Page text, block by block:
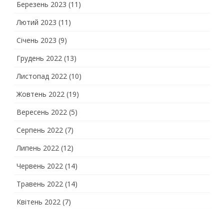
Березень 2023 (11)
Лютий 2023 (11)
Січень 2023 (9)
Грудень 2022 (13)
Листопад 2022 (10)
Жовтень 2022 (19)
Вересень 2022 (5)
Серпень 2022 (7)
Липень 2022 (12)
Червень 2022 (14)
Травень 2022 (14)
Квітень 2022 (7)